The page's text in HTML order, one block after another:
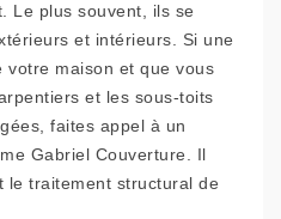
Le plus souvent, ils se
et intérieurs. Si une
votre maison et que vous
et les sous-toits
faites appel à un
Gabriel Couverture. Il
le traitement structural de